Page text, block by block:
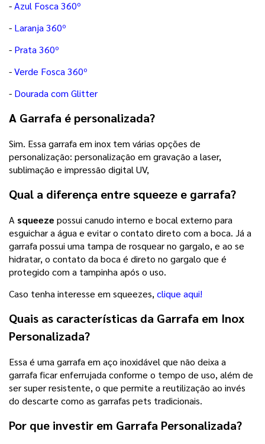
-Azul Fosca 360º
- Laranja 360º
- Prata 360º
-Verde Fosca 360º
- Dourada com Glitter
A Garrafa é personalizada?
Sim. Essa garrafa em inox tem várias opções de
personalização: personalização em gravação a laser,
sublimação e impressão digital UV,
Qual a diferença entre squeeze e garrafa?
A squeeze possui canudo interno e bocal externo para
esguichar a água e evitar o contato direto com a boca. Já a
garrafa possui uma tampa de rosquear no gargalo, e ao se
hidratar, o contato da boca é direto no gargalo que é
protegido com a tampinha após o uso.
Caso tenha interesse em squeezes,clique aqui!
Quais as características da Garrafa em Inox
Personalizada?
Essa é uma garrafa em aço inoxidável que não deixa a
garrafa ficar enferrujada conforme o tempo de uso, além de
ser super resistente, o que permite a reutilização ao invés
do descarte como as garrafas pets tradicionais.
Por que investir em Garrafa Personalizada?